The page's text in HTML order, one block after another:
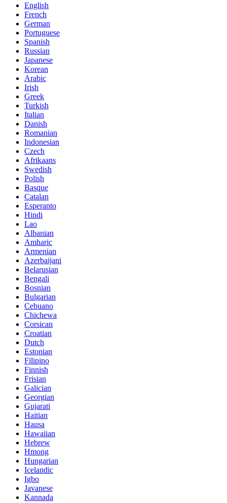
English
French
German
Portuguese
Spanish
Russian
Japanese
Korean
Arabic
Irish
Greek
Turkish
Italian
Danish
Romanian
Indonesian
Czech
Afrikaans
Swedish
Polish
Basque
Catalan
Esperanto
Hindi
Lao
Albanian
Amharic
Armenian
Azerbaijani
Belarusian
Bengali
Bosnian
Bulgarian
Cebuano
Chichewa
Corsican
Croatian
Dutch
Estonian
Filipino
Finnish
Frisian
Galician
Georgian
Gujarati
Haitian
Hausa
Hawaiian
Hebrew
Hmong
Hungarian
Icelandic
Igbo
Javanese
Kannada